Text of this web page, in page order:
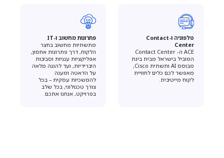
טלפוניה ו-Contact
Center
ACE ה- Contact Center
המוביל בישראל מבית בינת
מבוסס AI ותשתית Cisco,
מאפשר לכם כלים לחוויית
לקוח מייטיבית.
פתרונות מחשוב ו-IT
מתשתיות מחשוב בחצר
הלקוח, דרך פתרונות אחסון,
אפליקציות ענניות וסביבות
היברידיות, ועד להגנה מלאה
על הדאטה ומענה
להמשכיות עסקית – בכל
צורך טכנולוגי, בכל שלב
בפרויקט, אנחנו אתכם.